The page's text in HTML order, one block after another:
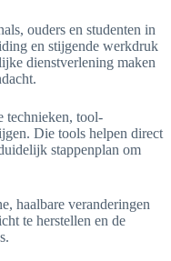
ouders en studenten in
en stijgende werkdruk
dienstverlening maken
technieken, tool-
Die tools helpen direct
stappenplan om
haalbare veranderingen
te herstellen en de